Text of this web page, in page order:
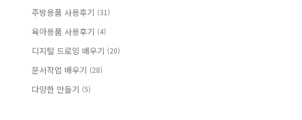
주방용품 사용후기 (31)
육아용품 사용후기 (4)
디지털 드로잉 배우기 (20)
문서작업 배우기 (28)
다양한 만들기 (5)